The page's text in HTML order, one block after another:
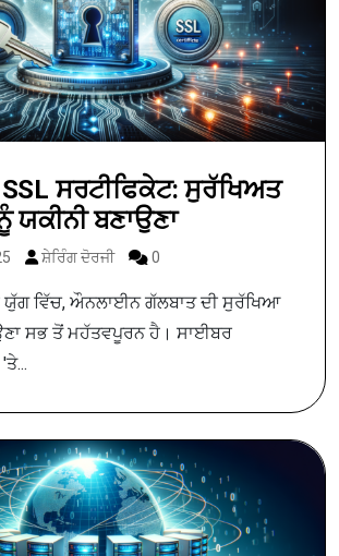
ਸਰਟੀਫਿਕੇਟ: ਸੁਰੱਖਿਅਤ
ਯਕੀਨੀ ਬਣਾਉਣਾ
ਸ਼ੇਰਿੰਗ ਦੋਰਜੀ 0
ਯੁੱਗ ਵਿੱਚ, ਔਨਲਾਈਨ ਗੱਲਬਾਤ ਦੀ ਸੁਰੱਖਿਆ
ਸਭ ਤੋਂ ਮਹੱਤਵਪੂਰਨ ਹੈ। ਸਾਈਬਰ